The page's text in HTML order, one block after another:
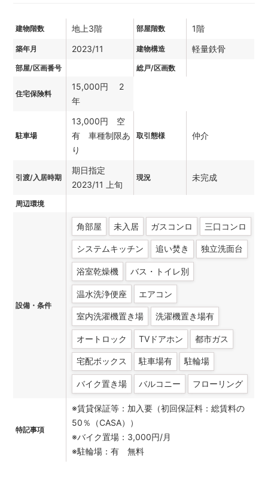
建物階数 地上3階 部屋階数 1階
築年月 2023/11 建物構造 軽量鉄骨
部屋/区画番号 総戸/区画数
住宅保険料
15,000円 2
年
駐車場
13,000円 空
有 車種制限あ
り
取引態様 仲介
引渡/入居時期
期日指定
2023/11 上旬
現況 未完成
周辺環境
設備・条件
角部屋 未入居 ガスコンロ 三口コンロ
システムキッチン 追い焚き 独立洗面台
浴室乾燥機 バス・トイレ別
温水洗浄便座 エアコン
室内洗濯機置き場 洗濯機置き場有
オートロック TVドアホン 都市ガス
宅配ボックス 駐車場有 駐輪場
バイク置き場 バルコニー フローリング
特記事項
※賃貸保証等：加入要（初回保証料：総賃料の
50％（CASA））
※バイク置場：3,000円/月
※駐輪場：有 無料